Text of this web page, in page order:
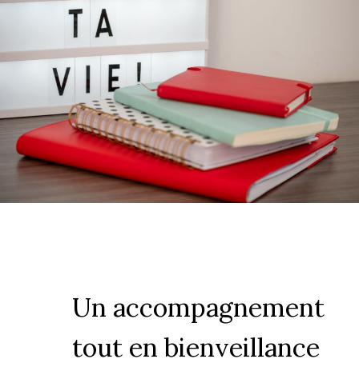
Un accompagnement
tout en bienveillance